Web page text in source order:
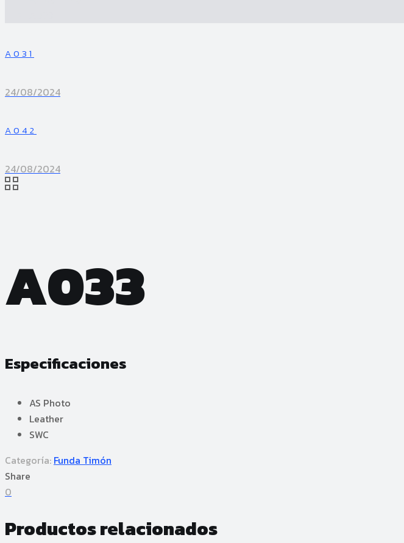
A031
24/08/2024
A042
24/08/2024
A033
Especificaciones
AS Photo
Leather
SWC
Categoría: Funda Timón
Share
0
Productos relacionados